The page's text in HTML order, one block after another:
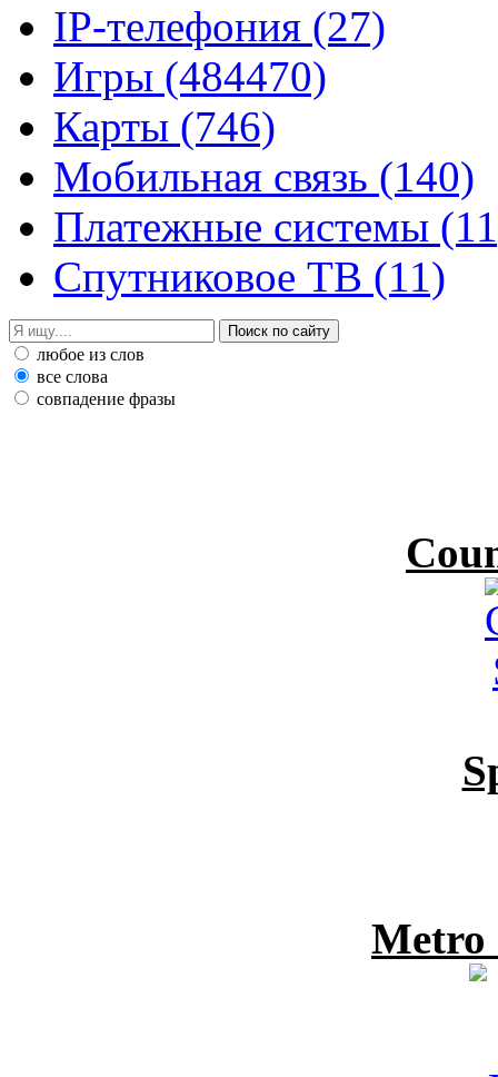
IP-телефония (27)
Игры (484470)
Карты (746)
Мобильная связь (140)
Платежные системы
Спутниковое ТВ (11)
любое из слов
все слова
совпадение фразы
Metro